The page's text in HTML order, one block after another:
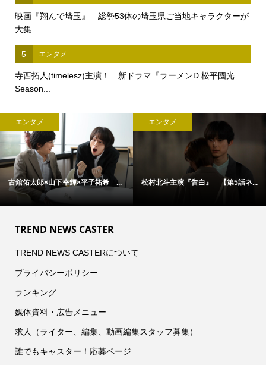
映画『翔んで埼玉』 総勢53体の埼玉県ご当地キャラクターが
大集...
5 エンタメ
寺西拓人(timelesz)主演！ 新ドラマ『ラーメンD 松平國光
Season...
エンタメ
古舘佑太郎×山下幸輝×平子祐希 ...
エンタメ
松村北斗主演『告白』 【第5話ネ...
TREND NEWS CASTER
TREND NEWS CASTERについて
プライバシーポリシー
ランキング
媒体資料・広告メニュー
求人（ライター、編集、動画編集スタッフ募集）
誰でもキャスター！応募ページ